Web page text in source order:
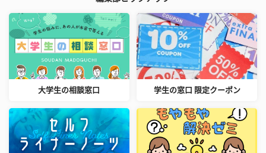
大学生の相談窓口 学生の窓口 限定クーポン